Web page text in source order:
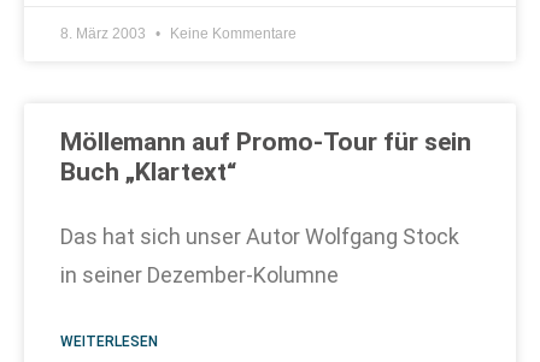
8. März 2003 Keine Kommentare
Möllemann auf Promo-Tour für sein
Buch „Klartext“
Das hat sich unser Autor Wolfgang Stock
in seiner Dezember-Kolumne
WEITERLESEN